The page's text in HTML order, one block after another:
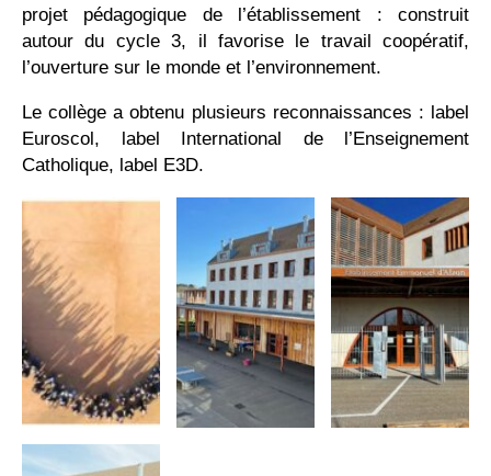
projet pédagogique de l’établissement : construit
autour du cycle 3, il favorise le travail coopératif,
l’ouverture sur le monde et l’environnement.
Le collège a obtenu plusieurs reconnaissances : label
Euroscol, label International de l’Enseignement
Catholique, label E3D.